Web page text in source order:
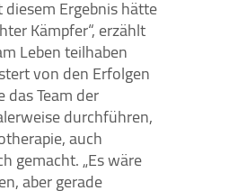
Ergebnis hätte
Kämpfer“, erzählt
Leben teilhaben
von den Erfolgen
Team der
durchführen,
auch
gemacht. „Es wäre
aber gerade